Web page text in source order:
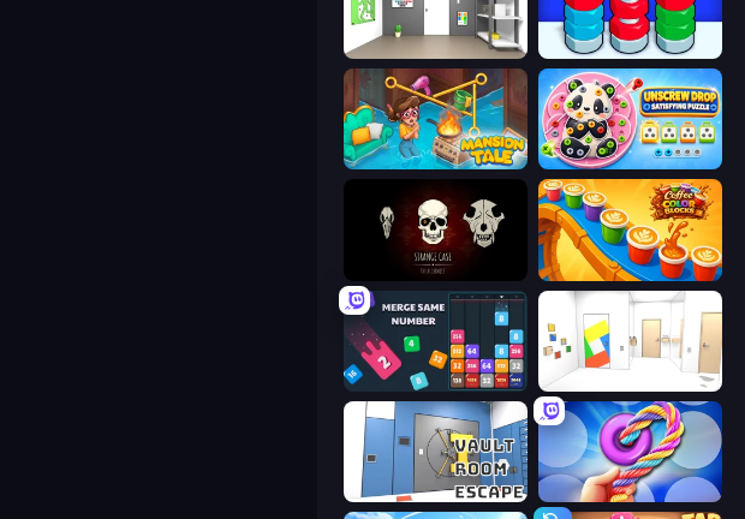
Paint Room Escape
Mansion Tale: Merge Secrets Unscrew Drop: Satisfying Puzzle
Coffee Color Blocks
Drop & Merge the Numbers Mirror Room Escape
Vault Room Escape Twisted Tangle